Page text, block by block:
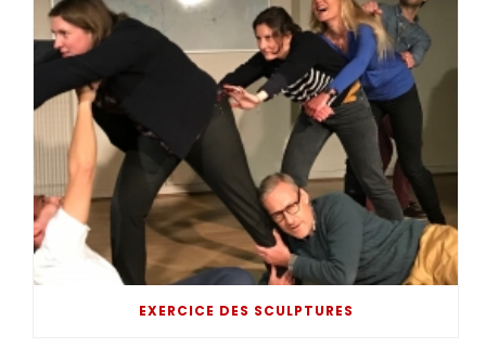
EXERCICE DES SCULPTURES